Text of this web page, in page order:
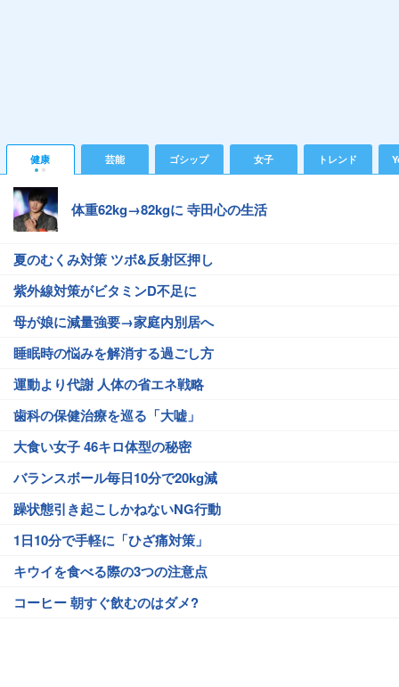
健康 芸能 ゴシップ 女子 トレンド
体重62kg→82kgに 寺田心の生活
夏のむくみ対策 ツボ&反射区押し
紫外線対策がビタミンD不足に
母が娘に減量強要→家庭内別居へ
睡眠時の悩みを解消する過ごし方
運動より代謝 人体の省エネ戦略
歯科の保健治療を巡る「大嘘」
大食い女子 46キロ体型の秘密
バランスボール毎日10分で20kg減
躁状態引き起こしかねないNG行動
1日10分で手軽に「ひざ痛対策」
キウイを食べる際の3つの注意点
コーヒー 朝すぐ飲むのはダメ?